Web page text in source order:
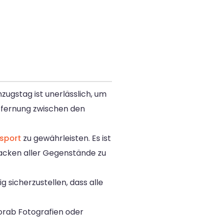
ist unerlässlich, um
zwischen den
zu gewährleisten. Es ist
aller Gegenstände zu
sicherzustellen, dass alle
Fotografien oder